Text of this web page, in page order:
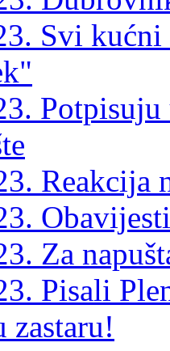
Svi
Potpisuju
Reakcija
Za
Pisali
zastaru!